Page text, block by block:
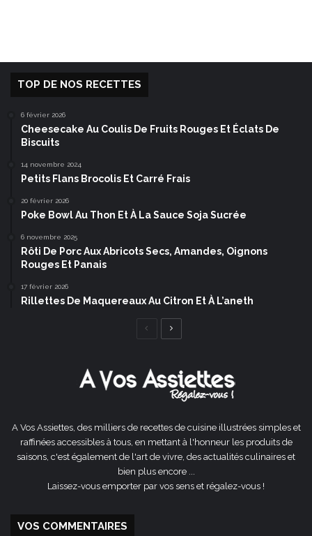
TOP DE NOS RECETTES
6 février 2026
Cheesecake Au Coulis De Fruits Rouges Et Éclats De
Biscuits
14 novembre 2024
Petits Flans Brocolis Et Carré Frais
20 février 2026
Poke Bowl Au Thon Et À La Sauce Soja Sucrée
6 novembre 2025
Rôti De Porc Aux Abricots Secs, Amandes, Oignons
Rouges Et Panais
17 février 2026
Rillettes De Maquereaux Au Citron Et À L’aneth
Page
A Vos Assiettes, des milliers de recettes de cuisine illustrées simples et
raffinées accessibles à tous, en mettant à l'honneur les produits de
saisons, c'est également de l'art de vivre, des actualités culinaires et
bien plus encore ...
Laissez-vous emporter par vos sens et régalez-vous !
VOS COMMENTAIRES